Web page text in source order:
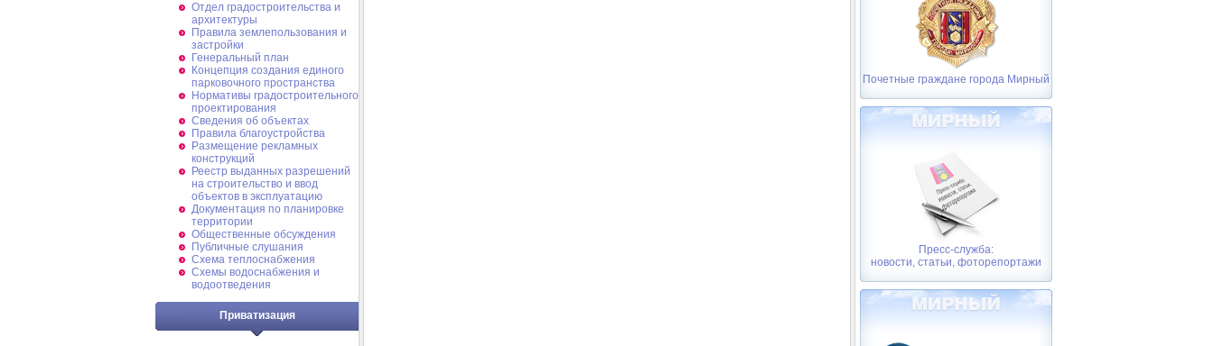
Отдел градостроительства и
архитектуры
Правила землепользования и
застройки
Генеральный план
Концепция создания единого
парковочного пространства
Нормативы градостроительного
проектирования
Сведения об объектах
Правила благоустройства
Размещение рекламных
конструкций
Реестр выданных разрешений
на строительство и ввод
объектов в эксплуатацию
Документация по планировке
территории
Общественные обсуждения
Публичные слушания
Схема теплоснабжения
Схемы водоснабжения и
водоотведения
Приватизация
Почетные граждане города Мирный
Пресс-служба:
новости, статьи, фоторепортажи